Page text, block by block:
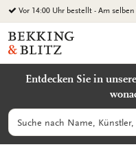
Zurück
zum
Inhalt
Vor 14:00 Uhr bestellt - Am
Bekking
&
Uitgevers
Entdecken Sie in
Suchen